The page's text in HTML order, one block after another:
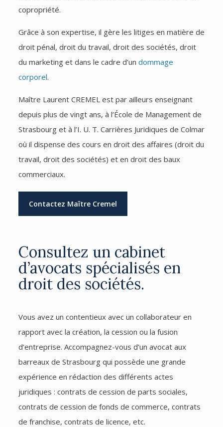
copropriété.
Grâce à son expertise, il gère les litiges en matière de
droit pénal, droit du travail, droit des sociétés, droit
du marketing et dans le cadre d’un dommage
corporel.
Maître Laurent CREMEL est par ailleurs enseignant
depuis plus de vingt ans, à l’École de Management de
Strasbourg et à l’I. U. T. Carrières Juridiques de Colmar
où il dispense des cours en droit des affaires (droit du
travail, droit des sociétés) et en droit des baux
commerciaux.
Contactez Maître Cremel
Consultez un cabinet
d’avocats spécialisés en
droit des sociétés.
Vous avez un contentieux avec un collaborateur en
rapport avec la création, la cession ou la fusion
d’entreprise. Accompagnez-vous d’un avocat aux
barreaux de Strasbourg qui possède une grande
expérience en rédaction des différents actes
juridiques : contrats de cession de parts sociales,
contrats de cession de fonds de commerce, contrats
de franchise, contrats de licence, etc.